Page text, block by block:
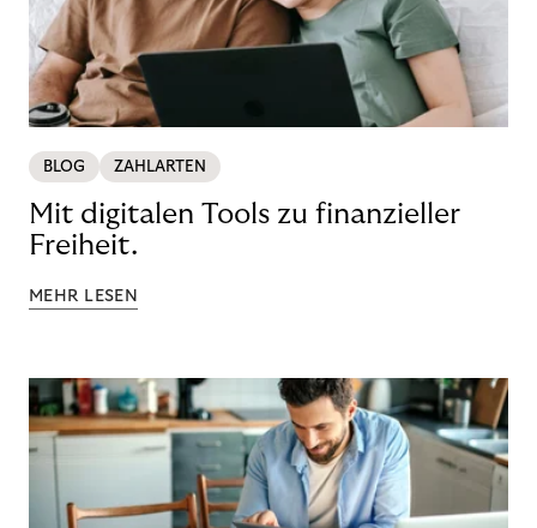
BLOG ZAHLARTEN
Mit digitalen Tools zu finanzieller
Freiheit.
MEHR LESEN